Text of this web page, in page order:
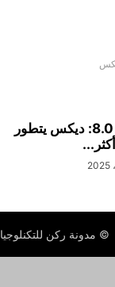
سامسونج ون يو آي 8.0: ديكس يتطور
© مدونة ركن للتكنلوجيا